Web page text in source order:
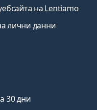
на Lentiamo
лични данни
30 дни